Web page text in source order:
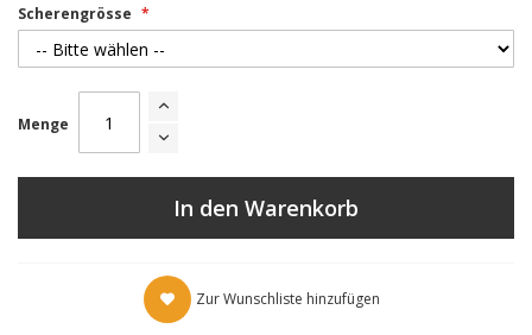
Scherengrösse
Menge
In den Warenkorb
Zur Wunschliste hinzufügen